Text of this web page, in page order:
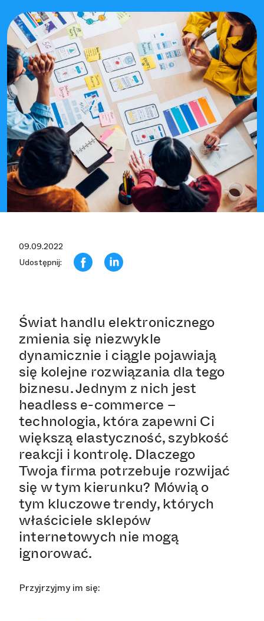
09.09.2022
Udostępnij:
Świat handlu elektronicznego
zmienia się niezwykle
dynamicznie i ciągle pojawiają
się kolejne rozwiązania dla tego
biznesu. Jednym z nich jest
headless e-commerce –
technologia, która zapewni Ci
większą elastyczność, szybkość
reakcji i kontrolę. Dlaczego
Twoja firma potrzebuje rozwijać
się w tym kierunku? Mówią o
tym kluczowe trendy, których
właściciele sklepów
internetowych nie mogą
ignorować.
Przyjrzyjmy im się: